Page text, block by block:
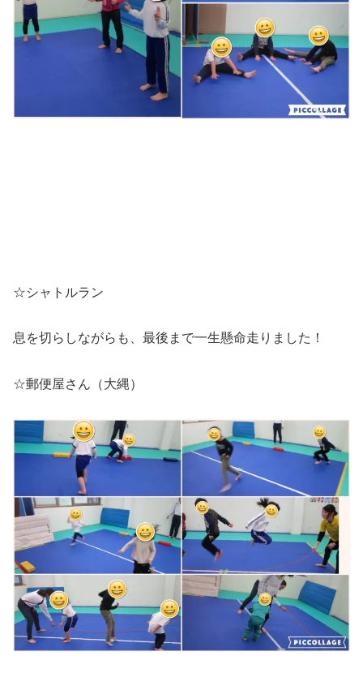
☆シャトルラン
息を切らしながらも、最後まで一生懸命走りました！
☆郵便屋さん（大縄）